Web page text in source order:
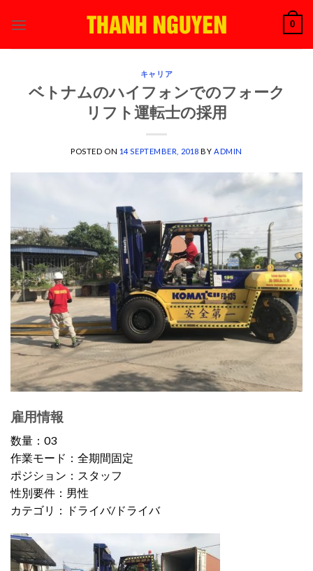
0
キャリア
ベトナムのハイフォンでのフォーク
リフト運転士の採用
POSTED ON 14 SEPTEMBER, 2018 BY ADMIN
雇用情報
数量：03
作業モード：全期間固定
ポジション：スタッフ
性別要件：男性
カテゴリ：ドライバ/ドライバ